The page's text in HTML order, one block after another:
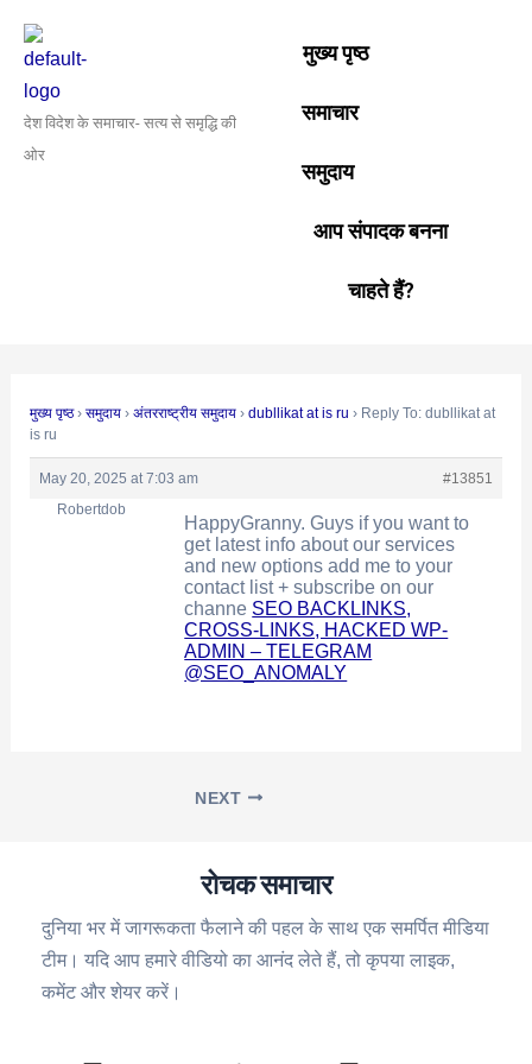
content
देश विदेश के समाचार- सत्य से समृद्धि की
ओर
मुख्य पृष्ठ
समाचार
समुदाय
आप संपादक बनना
चाहते हैं?
मुख्य पृष्ठ › समुदाय › अंतरराष्ट्रीय समुदाय › dubllikat at is ru › Reply To: dubllikat at
is ru
May 20, 2025 at 7:03 am
#13851
Robertdob
HappyGranny. Guys if you wаnt to
get latest info about our services
and new options add me to your
contact list + subscribe on our
channe SEO BACKLINKS,
CROSS-LINKS, HACKED WP-
ADMIN – TELEGRAM
@SEO_ANOMALY
navigation
NEXT
रोचक समाचार
दुनिया भर में जागरूकता फैलाने की पहल के साथ एक समर्पित मीडिया
टीम। यदि आप हमारे वीडियो का आनंद लेते हैं, तो कृपया लाइक,
कमेंट और शेयर करें।